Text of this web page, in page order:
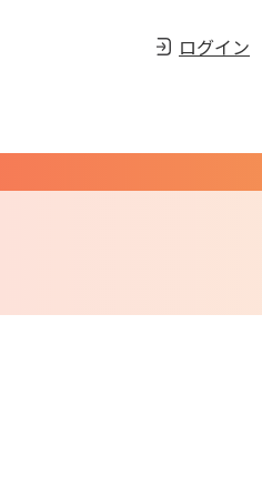
ログイン